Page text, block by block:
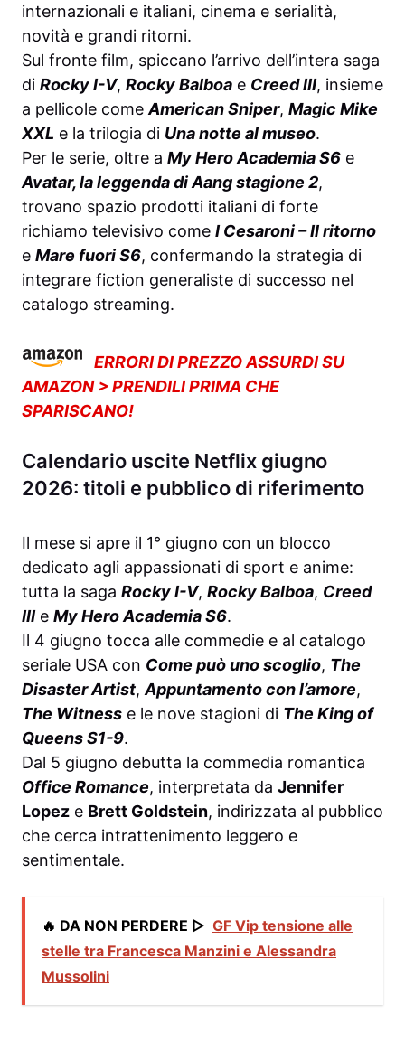
internazionali e italiani, cinema e serialità,
novità e grandi ritorni.
Sul fronte film, spiccano l’arrivo dell’intera saga
di Rocky I-V, Rocky Balboa e Creed III, insieme
a pellicole come American Sniper, Magic Mike
XXL e la trilogia di Una notte al museo.
Per le serie, oltre a My Hero Academia S6 e
Avatar, la leggenda di Aang stagione 2,
trovano spazio prodotti italiani di forte
richiamo televisivo come I Cesaroni – Il ritorno
e Mare fuori S6, confermando la strategia di
integrare fiction generaliste di successo nel
catalogo streaming.
ERRORI DI PREZZO ASSURDI SU
AMAZON > PRENDILI PRIMA CHE
SPARISCANO!
Calendario uscite Netflix giugno
2026: titoli e pubblico di riferimento
Il mese si apre il 1° giugno con un blocco
dedicato agli appassionati di sport e anime:
tutta la saga Rocky I-V, Rocky Balboa, Creed
IIIe My Hero Academia S6.
Il 4 giugno tocca alle commedie e al catalogo
seriale USA con Come può uno scoglio, The
Disaster Artist, Appuntamento con l’amore,
The Witness e le nove stagioni di The King of
Queens S1-9.
Dal 5 giugno debutta la commedia romantica
Office Romance, interpretata da Jennifer
Lopez e Brett Goldstein, indirizzata al pubblico
che cerca intrattenimento leggero e
sentimentale.
🔥 DA NON PERDERE ▷ GF Vip tensione alle
stelle tra Francesca Manzini e Alessandra
Mussolini